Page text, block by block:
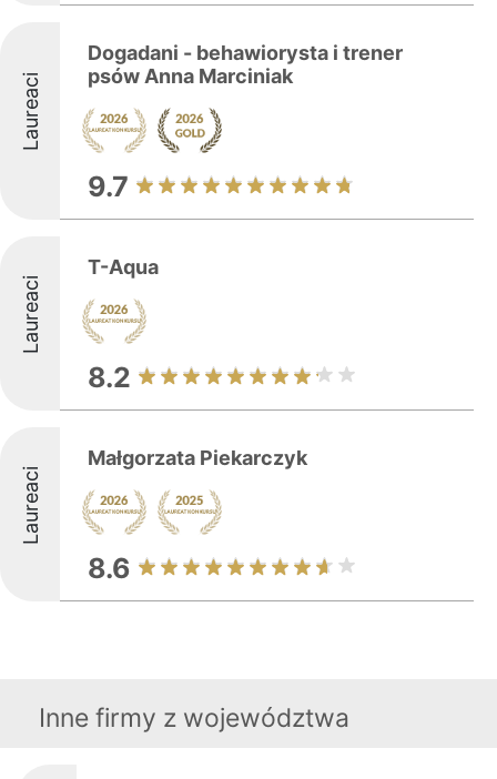
Laureaci
Dogadani - behawiorysta i trener
psów Anna Marciniak
9.7
Laureaci
T-Aqua
8.2
Laureaci
Małgorzata Piekarczyk
8.6
Inne firmy z województwa